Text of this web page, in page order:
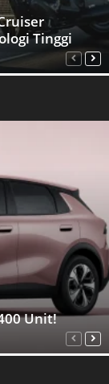
Tinggi
Unit!